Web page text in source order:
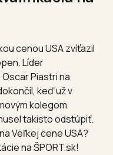
cenou USA zvíťazil
Líder
Piastri na
keď už v
kolegom
takisto odstúpiť.
Veľkej cene USA?
na ŠPORT.sk!